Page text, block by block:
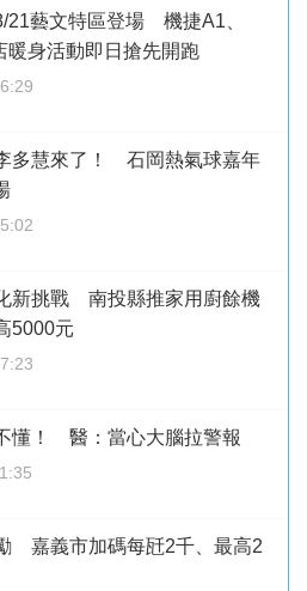
21藝文特區登場 機捷A1、
暖身活動即日搶先開跑
多慧來了！ 石岡熱氣球嘉年
新挑戰 南投縣推家用廚餘機
5000元
懂！ 醫：當心大腦拉警報
嘉義市加碼每瓩2千、最高2